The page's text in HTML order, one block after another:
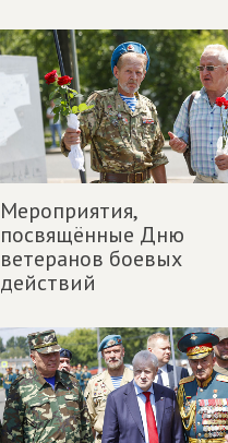
Мероприятия,
посвящённые Дню
ветеранов боевых
действий